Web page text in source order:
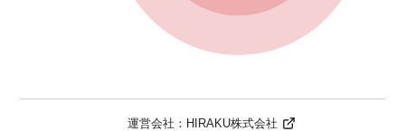
運営会社： HIRAKU株式会社